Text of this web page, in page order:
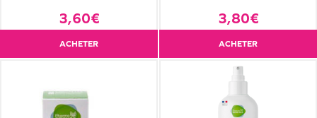
3,60€
ACHETER
3,80€
ACHETER